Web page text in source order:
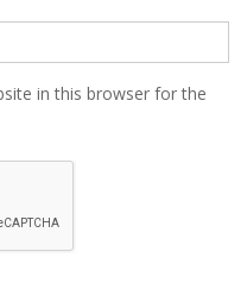
in this browser for the